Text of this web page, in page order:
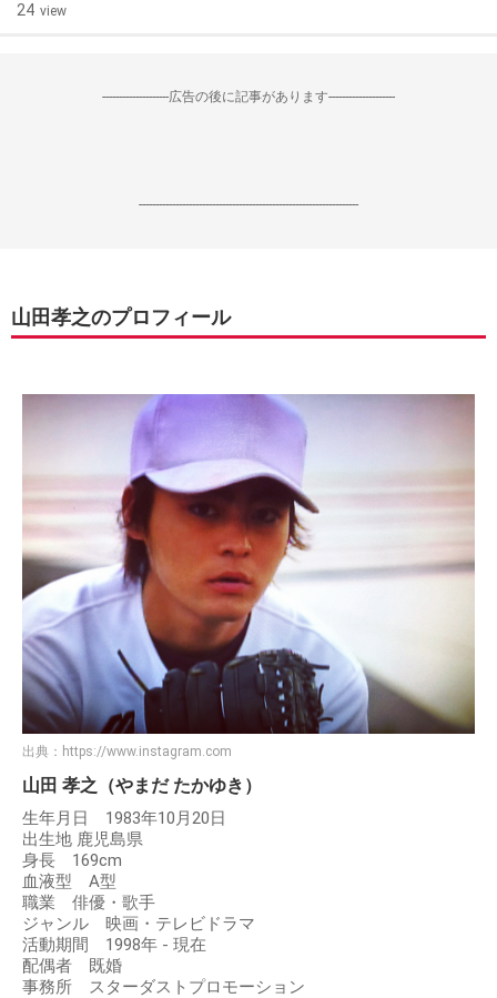
24 view
--------------------広告の後に記事があります--------------------
------------------------------------------------------------------
山田孝之のプロフィール
出典： https://www.instagram.com
山田 孝之（やまだ たかゆき）
生年月日 1983年10月20日
出生地 鹿児島県
身長 169cm
血液型 A型
職業 俳優・歌手
ジャンル 映画・テレビドラマ
活動期間 1998年 - 現在
配偶者 既婚
事務所 スターダストプロモーション